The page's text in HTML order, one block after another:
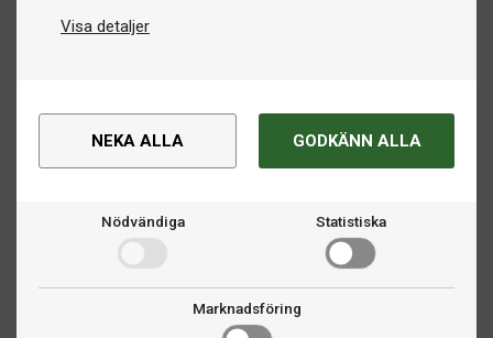
Visa detaljer
NEKA ALLA GODKÄNN ALLA
Nödvändiga Statistiska
Marknadsföring